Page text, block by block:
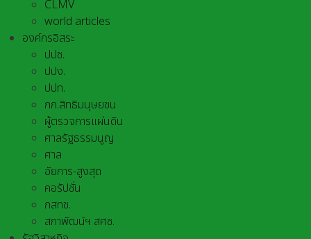
CLMV
world articles
องค์กรอิสระ
ปปช.
ปปง.
ปปท.
กก.สิทธิมนุษยชน
ผู้ตรวจการแผ่นดิน
ศาลรัฐธรรมนูญ
ศาล
อัยการ-สูงสุด
คอรัปชั่น
กสทช.
สภาพัฒน์ฯ สศช.